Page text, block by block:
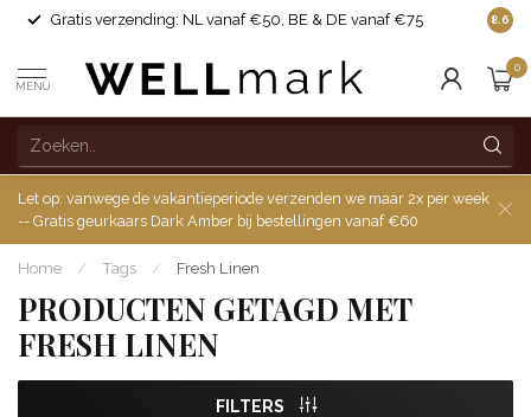
Gratis verzending: NL vanaf €50, BE & DE vanaf €75 8.6
MENU
0
Let op: vanwege de vakantieperiode verzenden we maar 2x per week
-- Gratis geurkaars Dark Amber bij bestellingen vanaf €60
Home / Tags / Fresh Linen
PRODUCTEN GETAGD MET
FRESH LINEN
FILTERS